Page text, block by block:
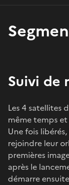
Suivi de
Les 4 satellites
même temps
Une fois
rejoindre leur
premières
après le
démarre